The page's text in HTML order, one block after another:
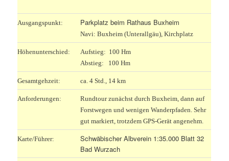
Ausgangspunkt: Parkplatz beim Rathaus Buxheim
Navi: Buxheim (Unterallgäu), Kirchplatz
Höhenunterschied:
Aufstieg: 100 Hm
Abstieg: 100 Hm
Gesamtgehzeit: ca. 4 Std., 14 km
Anforderungen:
Rundtour zunächst durch Buxheim, dann auf
Forstwegen und wenigen Wanderpfaden. Sehr
gut markiert, trotzdem GPS-Gerät angenehm.
Karte/Führer:
Schwäbischer Albverein 1:35.000 Blatt 32
Bad Wurzach